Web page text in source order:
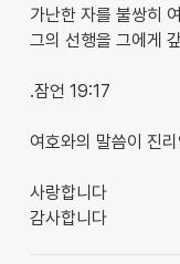
가난한 자를 불쌍히
그의 선행을 그에게
.잠언 19:17
여호와의 말씀이 진
사랑합니다
감사합니다